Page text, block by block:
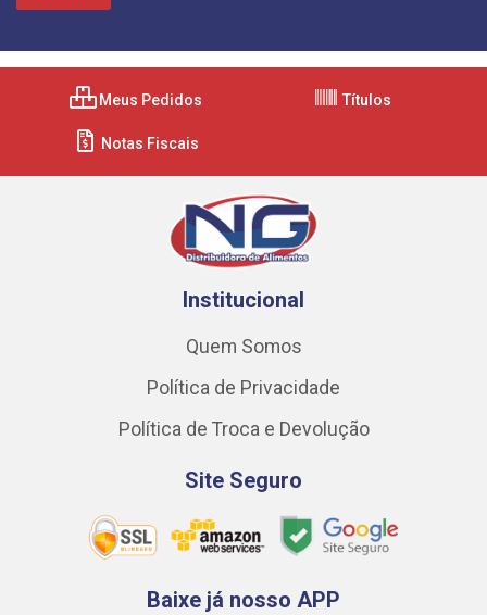
Meus Pedidos Títulos
Notas Fiscais
Institucional
Quem Somos
Política de Privacidade
Política de Troca e Devolução
Site Seguro
Baixe já nosso APP